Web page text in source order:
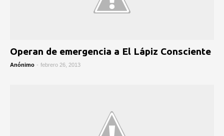
Operan de emergencia a El Lápiz Consciente
Anónimo - febrero 26, 2013